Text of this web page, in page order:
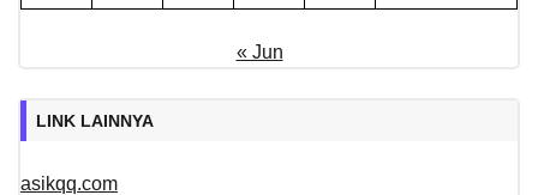
« Jun
LINK LAINNYA
asikqq.com